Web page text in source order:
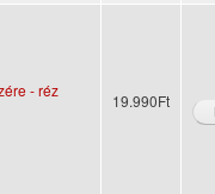
- réz
19.990Ft